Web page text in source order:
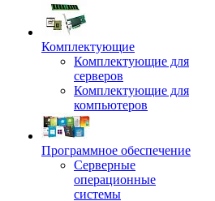
Комплектующие
Комплектующие для
серверов
Комплектующие для
компьютеров
Программное обеспечение
Серверные
операционные
системы